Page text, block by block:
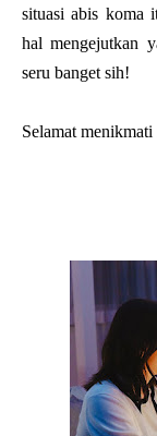
situasi abis koma
hal mengejutkan
seru banget sih!
Selamat